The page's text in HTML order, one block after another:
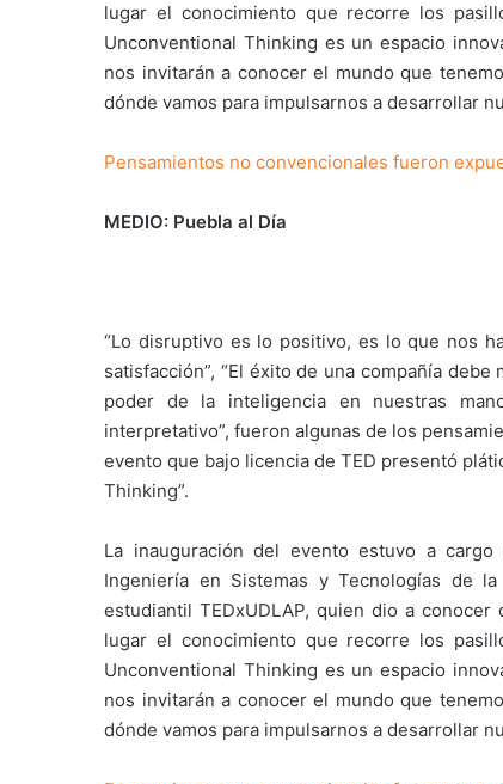
lugar el conocimiento que recorre los
Unconventional Thinking es un espacio
nos invitarán a conocer el mundo que
dónde vamos para impulsarnos a desarrollar
Pensamientos no convencionales fueron
MEDIO: Puebla al Día
“Lo disruptivo es lo positivo, es lo que nos
satisfacción”, “El éxito de una compañía
poder de la inteligencia en nuestras
interpretativo”, fueron algunas de los
evento que bajo licencia de TED presentó
Thinking”.
La inauguración del evento estuvo a
Ingeniería en Sistemas y Tecnologías de
estudiantil TEDxUDLAP, quien dio a
lugar el conocimiento que recorre los
Unconventional Thinking es un espacio
nos invitarán a conocer el mundo que
dónde vamos para impulsarnos a desarrollar